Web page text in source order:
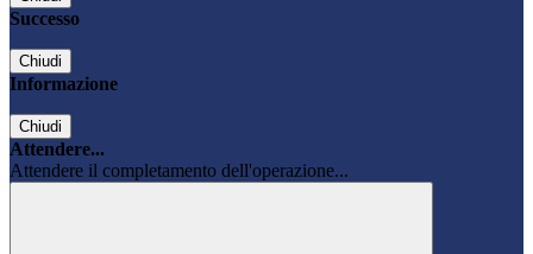
Successo
Chiudi
Informazione
Chiudi
Attendere...
Attendere il completamento dell'operazione...